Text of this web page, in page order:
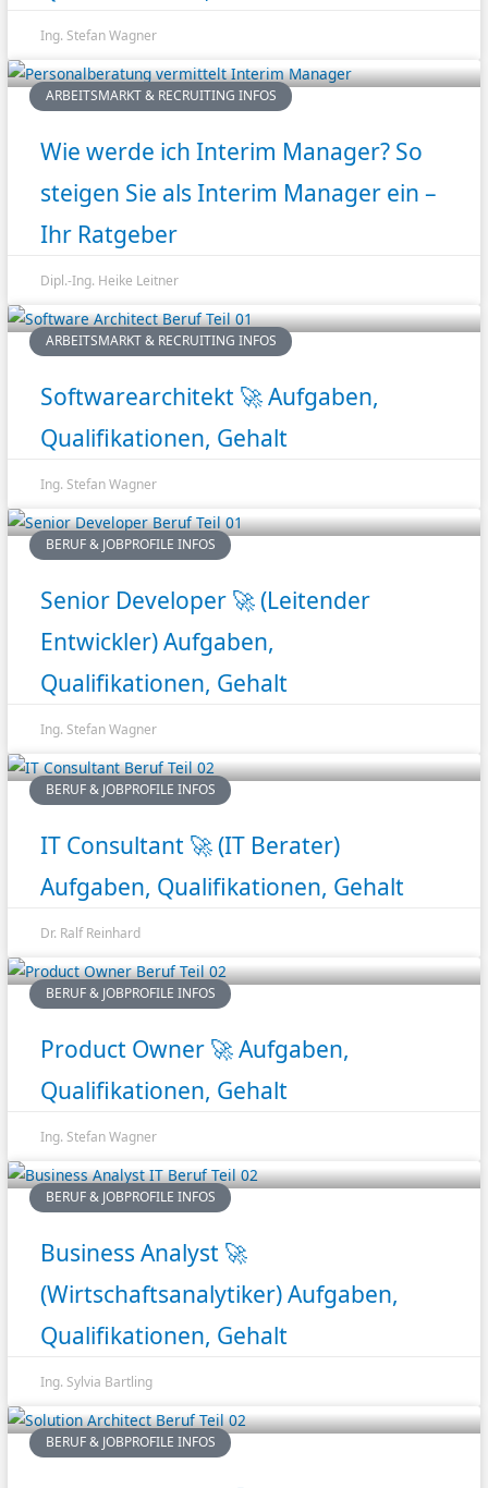
Ing. Stefan Wagner
ARBEITSMARKT & RECRUITING INFOS
Wie werde ich Interim Manager? So
steigen Sie als Interim Manager ein –
Ihr Ratgeber
Dipl.-Ing. Heike Leitner
ARBEITSMARKT & RECRUITING INFOS
Softwarearchitekt 🚀 Aufgaben,
Qualifikationen, Gehalt
Ing. Stefan Wagner
BERUF & JOBPROFILE INFOS
Senior Developer 🚀 (Leitender
Entwickler) Aufgaben,
Qualifikationen, Gehalt
Ing. Stefan Wagner
BERUF & JOBPROFILE INFOS
IT Consultant 🚀 (IT Berater)
Aufgaben, Qualifikationen, Gehalt
Dr. Ralf Reinhard
BERUF & JOBPROFILE INFOS
Product Owner 🚀 Aufgaben,
Qualifikationen, Gehalt
Ing. Stefan Wagner
BERUF & JOBPROFILE INFOS
Business Analyst 🚀
(Wirtschaftsanalytiker) Aufgaben,
Qualifikationen, Gehalt
Ing. Sylvia Bartling
BERUF & JOBPROFILE INFOS